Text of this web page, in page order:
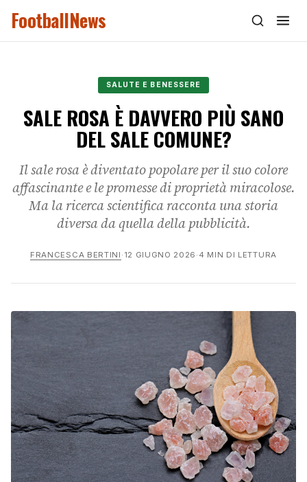
FootballNews
SALUTE E BENESSERE
SALE ROSA È DAVVERO PIÙ SANO
DEL SALE COMUNE?
Il sale rosa è diventato popolare per il suo colore
affascinante e le promesse di proprietà miracolose.
Ma la ricerca scientifica racconta una storia
diversa da quella della pubblicità.
FRANCESCA BERTINI · 12 GIUGNO 2026 · 4 MIN DI LETTURA